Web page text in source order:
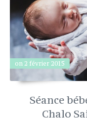
on 2 février 2015
Séance
Chalo